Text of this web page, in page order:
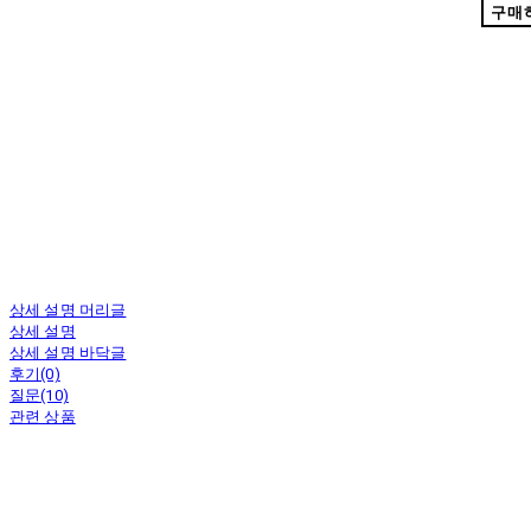
구매
상세 설명 머리글
상세 설명
상세 설명 바닥글
후기(0)
질문(10)
관련 상품